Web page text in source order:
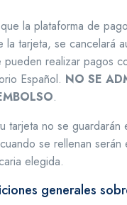
la plataforma de
tarjeta, se cancelará
realizar pagos
Español. NO SE
.
tarjeta no se guardarán
se rellenan
elegida.
generales